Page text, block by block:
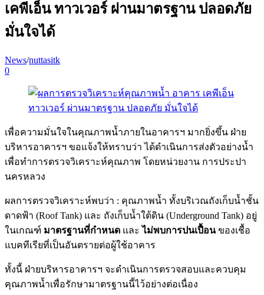
เคพีเอ็น ทาวเวอร์ ผ่านมาตรฐาน ปลอดภัย
มั่นใจได้
News/nuttasitk
0
เพื่อความมั่นใจในคุณภาพน้ำภายในอาคารฯ มากยิ่งขึ้น ฝ่าย
บริหารอาคารฯ ขอแจ้งให้ทราบว่า ได้ดำเนินการส่งตัวอย่างน้ำ
เพื่อทำการตรวจวิเคราะห์คุณภาพ โดยหน่วยงาน การประปา
นครหลวง
ผลการตรวจวิเคราะห์พบว่า : คุณภาพน้ำ ทั้งบริเวณถังเก็บน้ำชั้น
ดาดฟ้า (Roof Tank) และ ถังเก็บน้ำใต้ดิน (Underground Tank) อยู่
ในเกณฑ์ มาตรฐานที่กำหนด และไม่พบการปนเปื้อนของเชื้อ
แบคทีเรียที่เป็นอันตรายต่อผู้ใช้อาคาร
ทั้งนี้ ฝ่ายบริหารอาคารฯ จะดำเนินการตรวจสอบและควบคุม
คุณภาพน้ำเพื่อรักษามาตรฐานนี้ไว้อย่างต่อเนื่อง